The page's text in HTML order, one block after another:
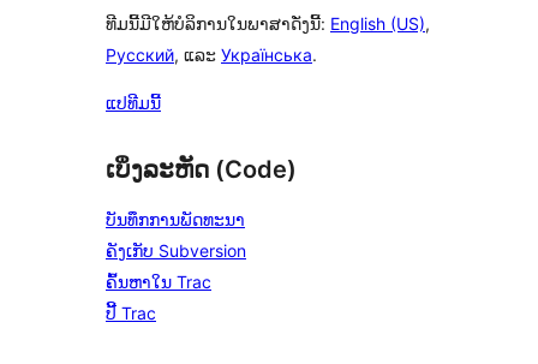
ທີມນີ້ມີໃຫ້ບໍລິການໃນພາສາດັ່ງນີ້: English (US),
Русский, ແລະ Українська.
ແປທີມນີ້
ເບິ່ງລະຫັດ (Code)
ບັນທຶກການພັດທະນາ
ຄັງເກັບ Subversion
ຄົ້ນຫາໃນ Trac
ປີ້ Trac